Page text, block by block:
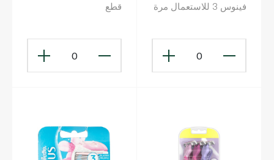
فينوس 3 للاستعمال مرة
0
قطع
0